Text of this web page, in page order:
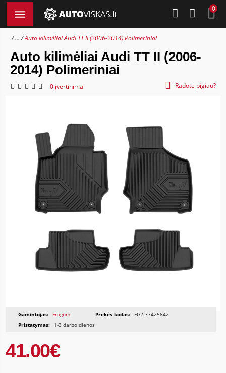
0
... Auto kilimėliai Audi TT II (2006-2014) Polimeriniai
Auto kilimėliai Audi TT II (2006-
2014) Polimeriniai
0 įvertinimai Radote pigiau?
Gamintojas: Frogum Prekės kodas:
FG2 77425842
Pristatymas:
1-3 darbo dienos
41.00€